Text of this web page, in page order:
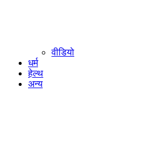
वीडियो
धर्म
हेल्थ
अन्य